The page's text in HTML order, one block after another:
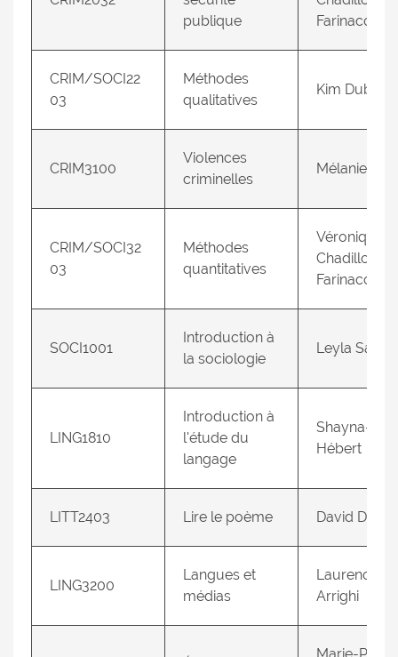
publique
Farinacci
CRIM/SOCI22
03
Méthodes
qualitatives
Kim Dubé
CRIM3100
Violences
criminelles
Mélanie
CRIM/SOCI32
03
Méthodes
quantitatives
Véronique
Chadillon-
Farinacci
SOCI1001
Introduction à
la sociologie
Leyla Sall
LING1810
Introduction à
l'étude du
langage
Shayna-Eve
Hébert
LITT2403 Lire le poème David
LING3200
Langues et
médias
Laurence
Arrighi